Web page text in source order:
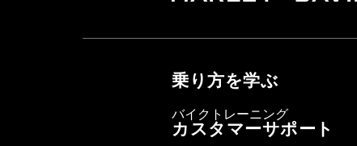
乗り方を学ぶ
バイクトレーニング
カスタマーサポート